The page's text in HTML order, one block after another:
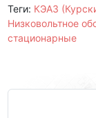
Теги: КЭАЗ
Низковольтное
стационарные